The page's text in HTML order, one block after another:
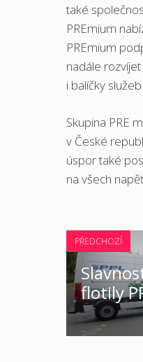
také
PREmium
PREmium
nadále
i balíčky
Skupina PRE
v České
úspor také
na všech
PŘEDCHOZÍ
flotily